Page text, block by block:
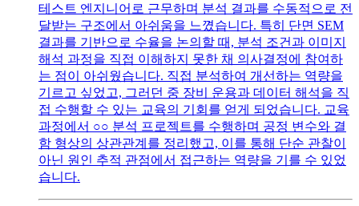
테스트 엔지니어로 근무하며 분석 결과를 수동적으로 전
달받는 구조에서 아쉬움을 느꼈습니다. 특히 단면 SEM
결과를 기반으로 수율을 논의할 때, 분석 조건과 이미지
해석 과정을 직접 이해하지 못한 채 의사결정에 참여하
는 점이 아쉬웠습니다. 직접 분석하여 개선하는 역량을
기르고 싶었고, 그러던 중 장비 운용과 데이터 해석을 직
접 수행할 수 있는 교육의 기회를 얻게 되었습니다. 교육
과정에서 ○○ 분석 프로젝트를 수행하며 공정 변수와 결
함 형상의 상관관계를 정리했고, 이를 통해 단순 관찰이
아닌 원인 추적 관점에서 접근하는 역량을 기를 수 있었
습니다.